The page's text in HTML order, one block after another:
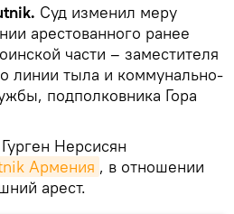
Суд изменил меру
арестованного ранее
части – заместителя
линии тыла и коммунально-
подполковника Гора
Нерсисян
Армения , в отношении
арест.